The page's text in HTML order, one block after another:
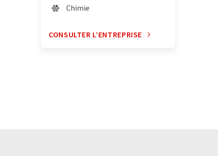
Chimie
CONSULTER L’ENTREPRISE